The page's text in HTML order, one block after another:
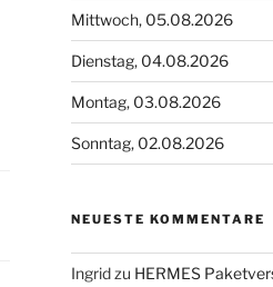
Mittwoch, 05.08.2026
Dienstag, 04.08.2026
Montag, 03.08.2026
Sonntag, 02.08.2026
NEUESTE KOMMENTARE
Ingridzu HERMES